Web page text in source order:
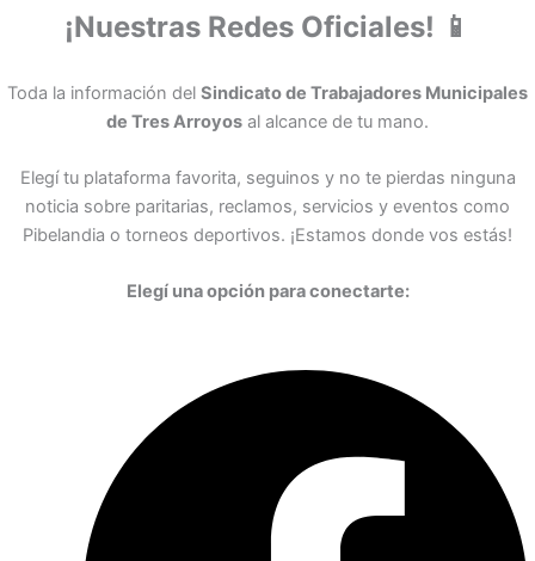
¡Nuestras Redes Oficiales! 📱
Toda la información del Sindicato de Trabajadores Municipales
de Tres Arroyos al alcance de tu mano.
Elegí tu plataforma favorita, seguinos y no te pierdas ninguna
noticia sobre paritarias, reclamos, servicios y eventos como
Pibelandia o torneos deportivos. ¡Estamos donde vos estás!
Elegí una opción para conectarte: